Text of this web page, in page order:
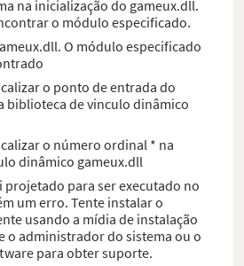
na inicialização do gameux.dll.
o módulo especificado.
O módulo especificado
o ponto de entrada do
biblioteca de vinculo dinâmico
o número ordinal * na
dinâmico gameux.dll
projetado para ser executado no
um erro. Tente instalar o
usando a mídia de instalação
o administrador do sistema ou o
para obter suporte.